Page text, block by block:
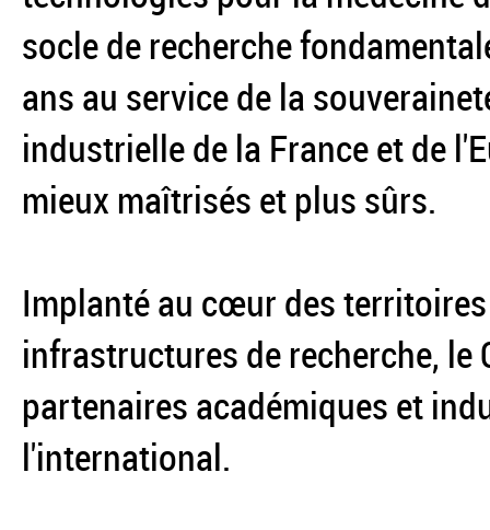
socle de recherche
ans au service de la
industrielle de la France et de
mieux maîtrisés et plus sûrs.
Implanté au cœur des
infrastructures de recherche, le
partenaires académiques et
l'international.